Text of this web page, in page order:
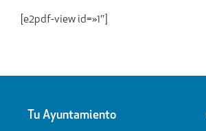
[e2pdf-view id=»1″]
Tu Ayuntamiento